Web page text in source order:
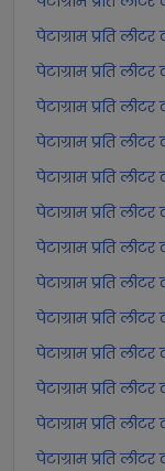
पेटाग्राम प्रति
पेटाग्राम प्रति
पेटाग्राम प्रति
पेटाग्राम प्रति
पेटाग्राम प्रति
पेटाग्राम प्रति
पेटाग्राम प्रति
पेटाग्राम प्रति
पेटाग्राम प्रति
पेटाग्राम प्रति
पेटाग्राम प्रति
पेटाग्राम प्रति
पेटाग्राम प्रति